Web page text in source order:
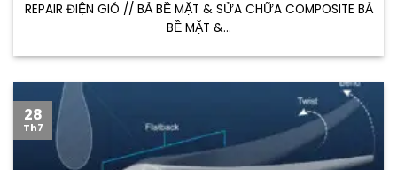
REPAIR ĐIỆN GIÓ // BẢ BỀ MẶT & SỬA CHỮA COMPOSITE BẢ
BỀ MẶT &...
28
Th7